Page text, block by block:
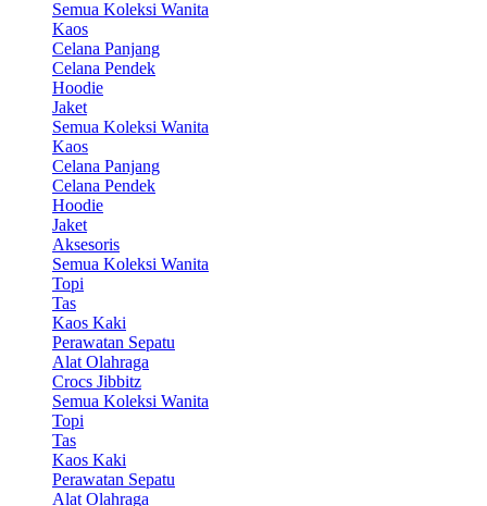
Semua Koleksi Wanita
Kaos
Celana Panjang
Celana Pendek
Hoodie
Jaket
Semua Koleksi Wanita
Kaos
Celana Panjang
Celana Pendek
Hoodie
Jaket
Aksesoris
Semua Koleksi Wanita
Topi
Tas
Kaos Kaki
Perawatan Sepatu
Alat Olahraga
Crocs Jibbitz
Semua Koleksi Wanita
Topi
Tas
Kaos Kaki
Perawatan Sepatu
Alat Olahraga